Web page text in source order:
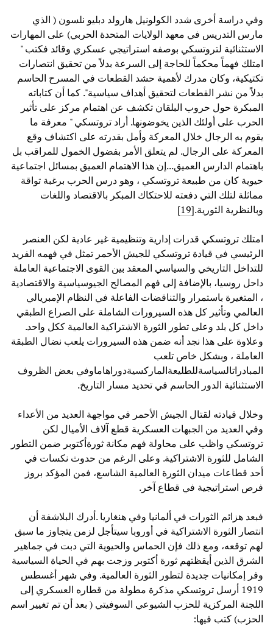
وفي دراسة أخرى شدد الكولونيل هارولد دبليو نلسون ( الذي
مارس التدريس في معهد الولايات المتحدة الحربي) على المهارات
الاستثنائية لتروتسكي بوصفه استراتيجي عسكري وقائد فكتب "
امتلك فهماً محكماً للحاجة إلى السرعة بدلاً من تحقيق انتصارات
تكتيكية، وكان مدرك لأهمية حشد القطعات في المسرح الحاسم
بدلاً من نشر القطعات لتحقيق أهداف سياسية". كما أن كتاباته
المبكرة حول حروب البلقان تكشف عن اهتمام مركز على تأثير
الحرب على أولئك الذين يخوضونها. أراد تروتسكي " معرفة ما
يقوم به الرجال خلال المعركة وأمل بقدرته على اكتشاف وقع
المعركة على الرجال. لم يتعلق الأمر بفضول الخمول للمراقب بل
باهتمام الدارس العميق...إن هذا الاهتمام العميق بمسائل اجتماعية
حيوية كان من طبيعة تروتسكي ، وهو درس الحرب برغبة تواقة
مماثلة لتلك التي دفعته للاحتكاك المبكر بالاقتصاد واللغات
وبالنظرية الثورية.[19
]
امتلك تروتسكي قدرات إدارية وتنظيمية غير عادية لكن العنصر
الرئيسي في قيادة تروتسكي للجيش الأحمر تمثل في فهمه الفريد
للتداخل التاريخي والسياسي المعقد بين القوى الاجتماعية العاملة
داحل روسيا، بالإضافة إلى فهم المصالح الجيوسياسية والاقتصادية
، المتغيرة باستمرار والتناقضات الفاعلة في النظام الإمبريالي
العالمي وتأثير كل هذه السيرورات الشاملة على الصراع الطبقي
داخل كل بلد وعلى تطور الثورة الاشتراكية العالمية ككل واحد.
وعلاوة على هذا نجد أنه ضمن هذه السيرورات يلعب نضال الطبقة
العاملة ، وبشكل خاص تلعب
المبادراتالسياسةللطليعةالماركسيةدوراهاماوفي بعض الظروف
الاستثنائية الدور الحاسم في تحديد مسار التاريخ.
وخلال قيادته لقتال الجيش الأحمر في مواجهة العديد من الأعداء
وفي العديد من الجبهات العسكرية قطع آلاف الأميال لكن
تروتسكي واظب على محاولة فهم مكانة ثورةأكتوبر ضمن التطور
الشامل للثورة الاشتراكية. وعلى الرغم من حدوث نكسات في
أحد قطاعات ميدان الثورة العالمية الشاسع، فمن المؤكد بروز
فرص استراتيجية في قطاع آخر.
فبعد هزائم الثورات في ألمانيا وفي هنغاريا .أدرك البلاشفة أن
انتصار الثورة الاشتراكية في أوروبا سيتأجل لزمن يتجاوز ما سبق
لهم توقعه، ومع ذلك فإن الحماس والحيوية التي دبت في جماهير
الشرق الذين أيقظتهم ثورة أكتوبر وزجت بهم في الحياة السياسية
وفر إمكانيات جديدة لتطور الثورة العالمية. وفي شهر أغسطس
1919 أرسل تروتسكي مذكرة مطولة من قطاره العسكري إلى
اللجنة المركزية للحزب الشيوعي السوفيتي ( بعد أن تم تغيير اسم
الحزب) كتب فيها: